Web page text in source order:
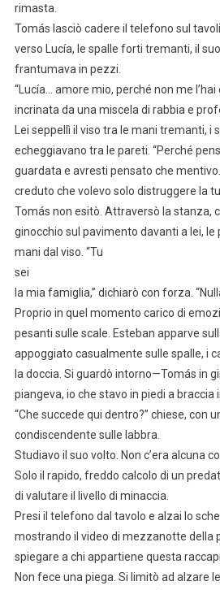
rimasta.
Tomás lasciò cadere il telefono sul
verso Lucía, le spalle forti tremanti, il
frantumava in pezzi.
“Lucía… amore mio, perché non me
incrinata da una miscela di rabbia e
Lei seppellì il viso tra le mani tremanti, i
echeggiavano tra le pareti. “Perché
guardata e avresti pensato che
creduto che volevo solo distruggere la
Tomás non esitò. Attraversò la stanza,
ginocchio sul pavimento davanti a lei,
mani dal viso. “Tu
sei
la mia famiglia,” dichiarò con forza.
Proprio in quel momento carico di
pesanti sulle scale. Esteban apparve
appoggiato casualmente sulle spalle, i
la doccia. Si guardò intorno—Tomás in
piangeva, io che stavo in piedi a braccia
“Che succede qui dentro?” chiese, con
condiscendente sulle labbra.
Studiavo il suo volto. Non c’era alcuna
Solo il rapido, freddo calcolo di un
di valutare il livello di minaccia.
Presi il telefono dal tavolo e alzai lo
mostrando il video di mezzanotte della
spiegare a chi appartiene questa
Non fece una piega. Si limitò ad alzare